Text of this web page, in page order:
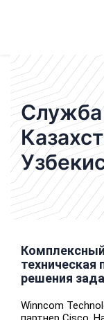
Служба
решения
Winncom